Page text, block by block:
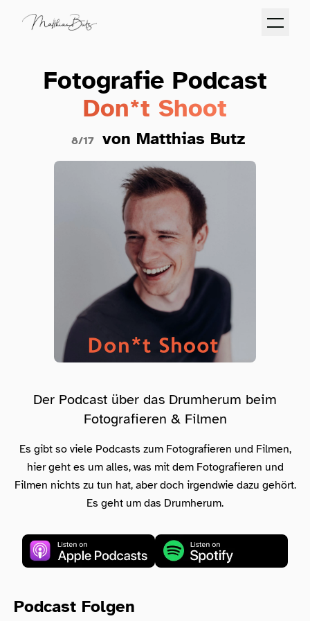
Fotografie Podcast
Don*t Shoot
8/17 von Matthias Butz
Der Podcast über das Drumherum beim
Fotografieren & Filmen
Es gibt so viele Podcasts zum Fotografieren und Filmen,
hier geht es um alles, was mit dem Fotografieren und
Filmen nichts zu tun hat, aber doch irgendwie dazu gehört.
Es geht um das Drumherum.
Podcast Folgen